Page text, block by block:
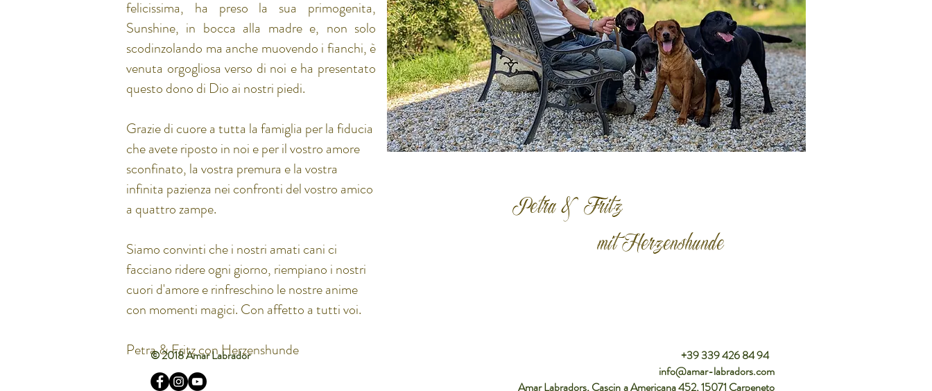
felicissima, ha preso la sua primogenita,
Sunshine, in bocca alla madre e, non solo
scodinzolando ma anche muovendo i fianchi, è
venuta orgogliosa verso di noi e ha presentato
questo dono di Dio ai nostri piedi.
Grazie di cuore a tutta la famiglia per la fiducia
che avete riposto in noi e per il vostro amore
sconfinato, la vostra premura e la vostra
infinita pazienza nei confronti del vostro amico
a quattro zampe.
Siamo convinti che i nostri amati cani ci
facciano ridere ogni giorno, riempiano i nostri
cuori d'amore e rinfreschino le nostre anime
con momenti magici. Con affetto a tutti voi.
Petra & Fritz con Herzenshunde
Petra & Fritz
mit Herzenshunde
© 2018 Amar Labrador
+39 339 426 84 94
info@amar-labradors.com
Amar Labradors, Cascina Americana 452, 15071 Carpeneto